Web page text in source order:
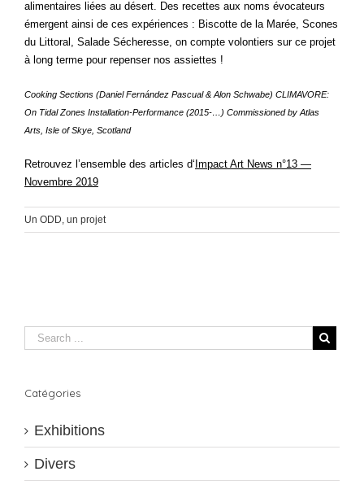
alimentaires liées au désert. Des recettes aux noms évocateurs
émergent ainsi de ces expériences : Biscotte de la Marée, Scones
du Littoral, Salade Sécheresse, on compte volontiers sur ce projet
à long terme pour repenser nos assiettes !
Cooking Sections (Daniel Fernández Pascual & Alon Schwabe) CLIMAVORE:
On Tidal Zones Installation-Performance (2015-…) Commissioned by Atlas
Arts, Isle of Skye, Scotland
Retrouvez l’ensemble des articles d‘ Impact Art News n°13 —
Novembre 2019
Un ODD, un projet
Catégories
Exhibitions
Divers